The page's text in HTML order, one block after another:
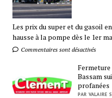
Les prix du super et du gasoil
hausse à la pompe dès le 1er
Commentaires sont désactivés
Bassam
profanées
PAR VALAIRE S